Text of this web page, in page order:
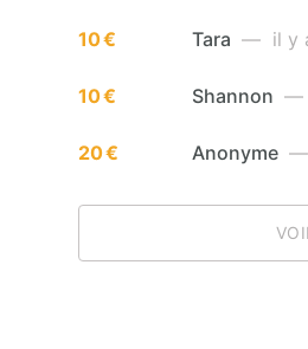
10 € Tara — il y
10 € Shannon —
20 € Anonyme —